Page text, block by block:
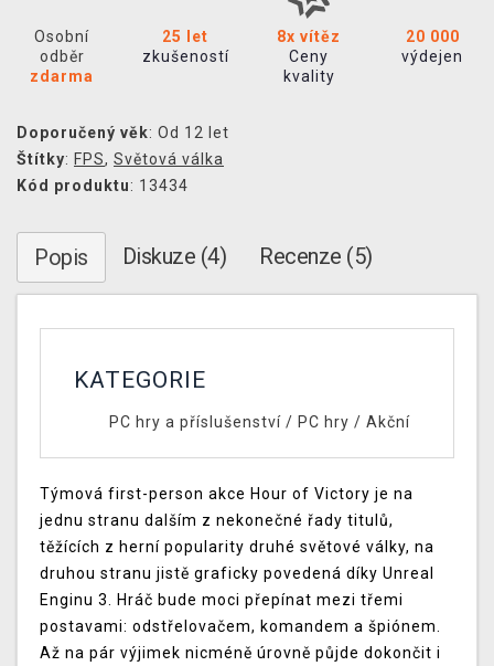
Osobní
odběr
zdarma
25 let
zkušeností
8x vítěz
Ceny
kvality
20 000
výdejen
Doporučený věk: Od 12 let
Štítky: FPS, Světová válka
Kód produktu: 13434
Popis Diskuze (4) Recenze (5)
KATEGORIE
PC hry a příslušenství/ PC hry / Akční
Týmová first-person akce Hour of Victory je na
jednu stranu dalším z nekonečné řady titulů,
těžících z herní popularity druhé světové války, na
druhou stranu jistě graficky povedená díky Unreal
Enginu 3. Hráč bude moci přepínat mezi třemi
postavami: odstřelovačem, komandem a špiónem.
Až na pár výjimek nicméně úrovně půjde dokončit i